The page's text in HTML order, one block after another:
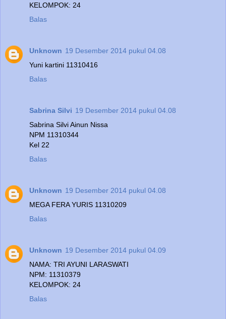
KELOMPOK: 24
Balas
Unknown 19 Desember 2014 pukul 04.08
Yuni kartini 11310416
Balas
Sabrina Silvi 19 Desember 2014 pukul 04.08
Sabrina Silvi Ainun Nissa
NPM 11310344
Kel 22
Balas
Unknown 19 Desember 2014 pukul 04.08
MEGA FERA YURIS 11310209
Balas
Unknown 19 Desember 2014 pukul 04.09
NAMA: TRI AYUNI LARASWATI
NPM: 11310379
KELOMPOK: 24
Balas